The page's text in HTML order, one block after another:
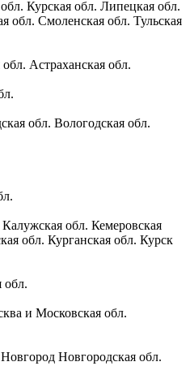
Курская обл. Липецкая обл.
обл. Смоленская обл. Тульская
обл. Астраханская обл.
обл. Вологодская обл.
Калужская обл. Кемеровская
обл. Курганская обл. Курск
обл.
и Московская обл.
Новгородская обл.